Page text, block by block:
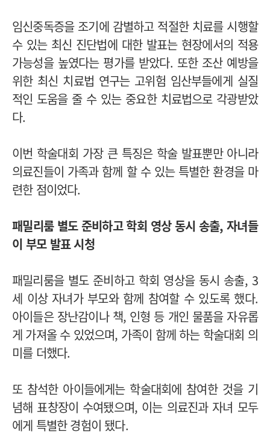
임신중독증을 조기에 감별하고 적절한 치료를 시행할
수 있는 최신 진단법에 대한 발표는 현장에서의 적용
가능성을 높였다는 평가를 받았다. 또한 조산 예방을
위한 최신 치료법 연구는 고위험 임산부들에게 실질
적인 도움을 줄 수 있는 중요한 치료법으로 각광받았
다.
이번 학술대회 가장 큰 특징은 학술 발표뿐만 아니라
의료진들이 가족과 함께 할 수 있는 특별한 환경을 마
련한 점이었다.
패밀리룸 별도 준비하고 학회 영상 동시 송출, 자녀들
이 부모 발표 시청
패밀리룸을 별도 준비하고 학회 영상을 동시 송출, 3
세 이상 자녀가 부모와 함께 참여할 수 있도록 했다.
아이들은 장난감이나 책, 인형 등 개인 물품을 자유롭
게 가져올 수 있었으며, 가족이 함께 하는 학술대회 의
미를 더했다.
또 참석한 아이들에게는 학술대회에 참여한 것을 기
념해 표창장이 수여됐으며, 이는 의료진과 자녀 모두
에게 특별한 경험이 됐다.